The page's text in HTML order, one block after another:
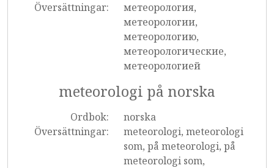
Översättningar:
метеорология,
метеорологии,
метеорологию,
метеорологические,
метеорологией
meteorologi på norska
Ordbok:
norska
Översättningar:
meteorologi, meteorologi
som, på meteorologi, på
meteorologi som,